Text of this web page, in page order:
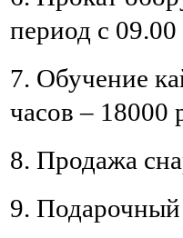
период с
7. Обучение
часов – 18000
8. Продажа
9.